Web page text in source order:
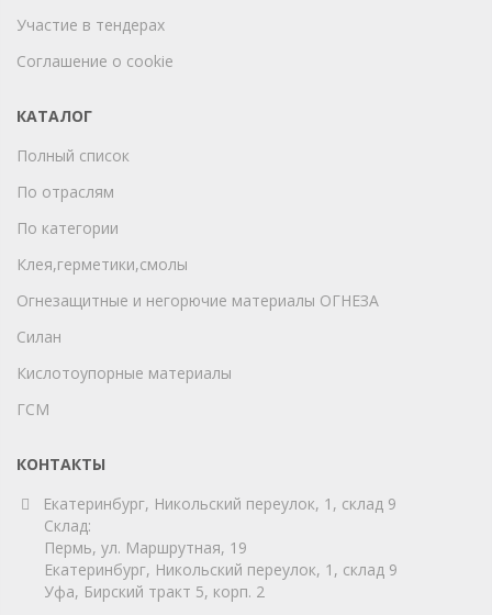
Участие в тендерах
Соглашение о cookie
КАТАЛОГ
Полный список
По отраслям
По категории
Клея,герметики,смолы
Огнезащитные и негорючие материалы ОГНЕЗА
Силан
Кислотоупорные материалы
ГСМ
КОНТАКТЫ
Екатеринбург, Никольский переулок, 1, склад 9
Склад:
Пермь, ул. Маршрутная, 19
Екатеринбург, Никольский переулок, 1, склад 9
Уфа, Бирский тракт 5, корп. 2